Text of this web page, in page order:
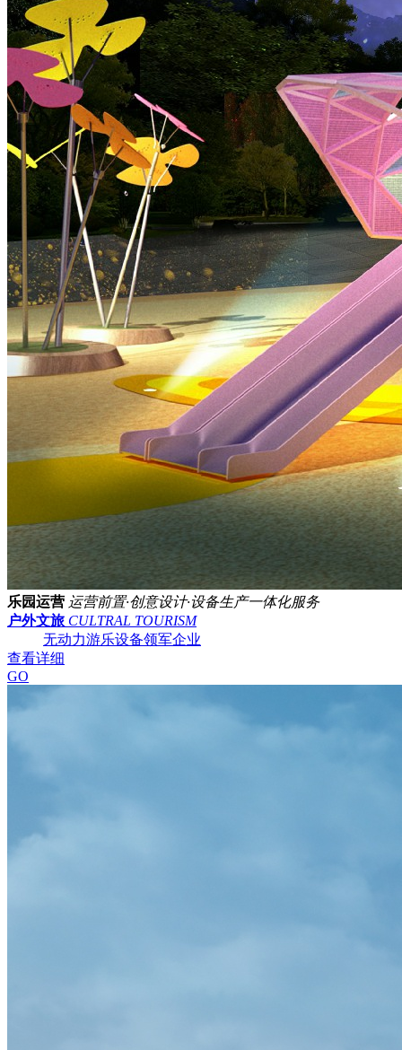
乐园运营 运营前置·创意设计·设备生产一体化服务
户外文旅 CULTRAL TOURISM
无动力游乐设备领军企业
查看详细
GO